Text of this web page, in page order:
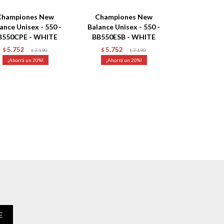
New
Unisex - 550 -
- WHITE
$ 5.752 $ 7.190
20
Championes New
Balance Unisex - 550 -
BB550ESB - WHITE
$ 5.752 $ 7.190
20